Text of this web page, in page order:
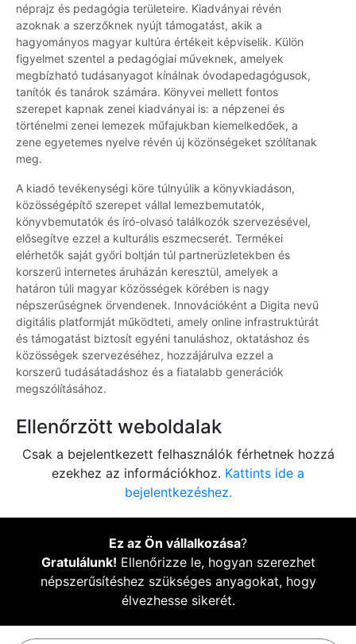
néprajz és pedagógia területeire. Kiadványai révén
azoknak a szerzőknek nyújt támogatást, akik a
hagyományos magyar kultúra értékeit képviselik. Külön
figyelmet szentel a pedagógiai műveknek, amelyek
megbízható tudásanyagot kínálnak óvodapedagógusok,
tanítók és tanárok számára. Könyvei mellett fontos
szerepet kapnak zenei kiadványai is: a népzenei és
történelmi zenei lemezek műfajukban kiemelkedőek, a
zene egyetemes nyelve révén új közönségeket szólítanak
meg.
A kiadó tevékenységi köre túlnyúlik a könyvkiadáson,
közösségépítő szerepet vállal lemezbemutatók,
könyvbemutatók és író-olvasó találkozók szervezésével,
elősegítve ezzel a kulturális eszmecserét. Termékei
elérhetők saját győri boltján túl partnerüzletekben és
korszerű internetes áruházán keresztül, amelyek a
határon túli magyar közösségek körében is nagy
népszerűségnek örvendenek. Innovációként a Digita nevű
digitális platformját működteti, amely online infrastruktúrát
és támogatást biztosít egyéni tanuláshoz, oktatáshoz és
közösségek szervezéséhez, hozzájárulva ezzel a
korszerű tudásátadáshoz és a fiatalabb generációk
megszólításához.
Ellenőrzött weboldalak
Csak a bejelentkezett felhasználók férhetnek hozzá
ezekhez az információkhoz. Kattints ide a
bejelentkezéshez.
Ez az Ön vállalkozása?
Gratulálunk! Ellenőrizze le, hogyan szerezhet
népszerűsítéshez szükséges anyagokat, hogy
élvezhesse sikerét.